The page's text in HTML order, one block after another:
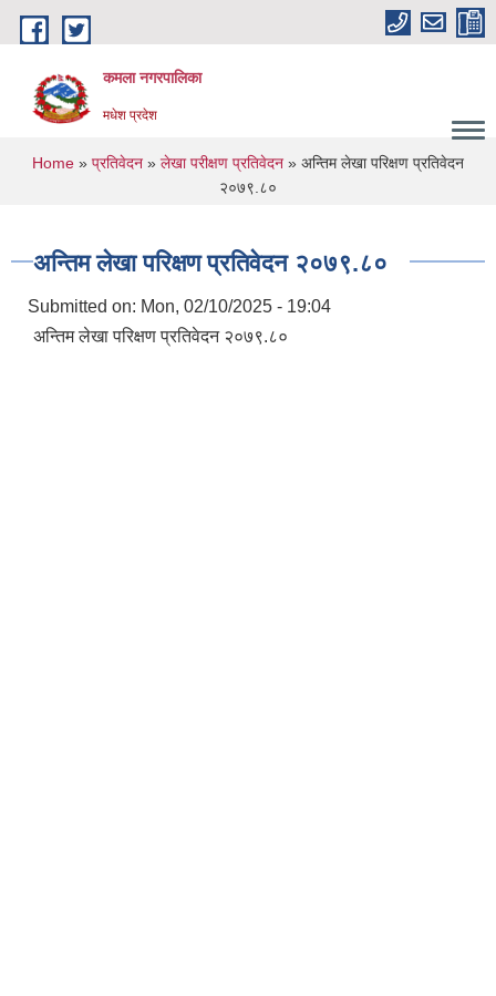
Skip to main content
कमला नगरपालिका
मधेश प्रदेश
You are here
Home » प्रतिवेदन » लेखा परीक्षण प्रतिवेदन » अन्तिम लेखा परिक्षण प्रतिवेदन
२०७९.८०
अन्तिम लेखा परिक्षण प्रतिवेदन २०७९.८०
Submitted on: Mon, 02/10/2025 - 19:04
अन्तिम लेखा परिक्षण प्रतिवेदन २०७९.८०